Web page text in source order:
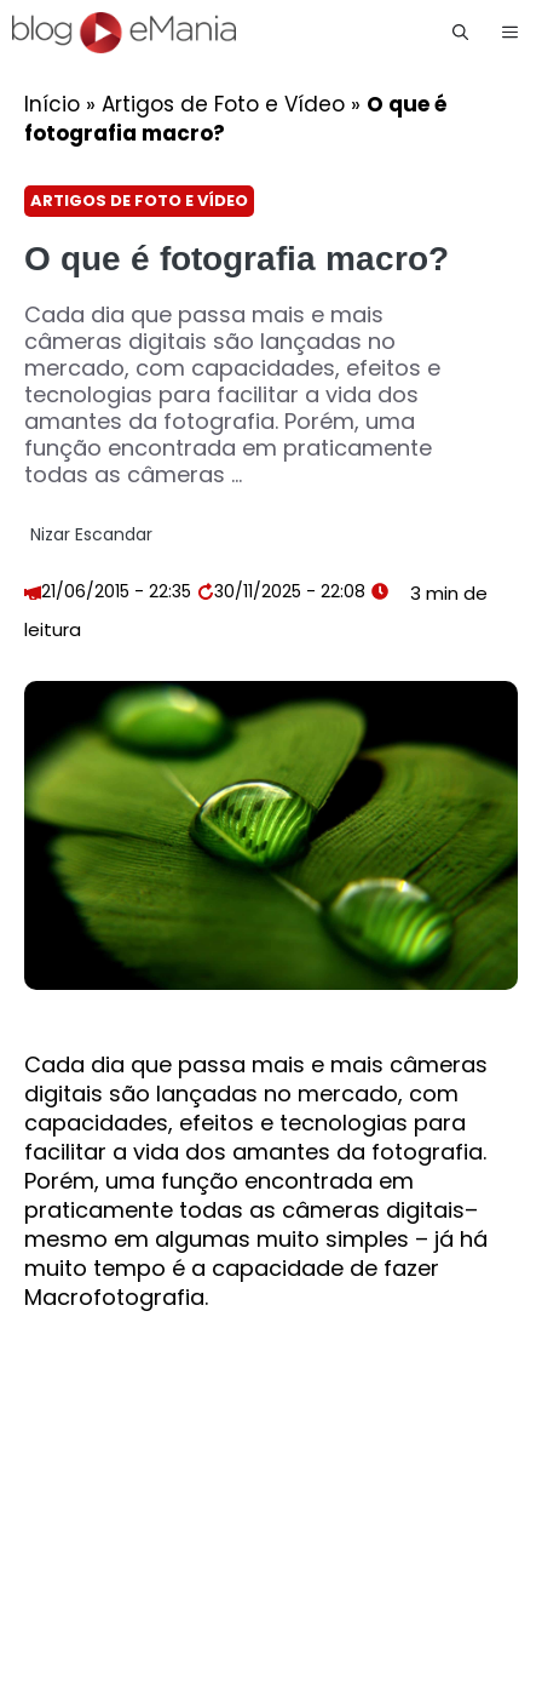
Início » Artigos de Foto e Vídeo » O que é
fotografia macro?
ARTIGOS DE FOTO E VÍDEO
O que é fotografia macro?
Cada dia que passa mais e mais
câmeras digitais são lançadas no
mercado, com capacidades, efeitos e
tecnologias para facilitar a vida dos
amantes da fotografia. Porém, uma
função encontrada em praticamente
todas as câmeras ...
Nizar Escandar
21/06/2015 - 22:35 30/11/2025 - 22:08
Cada dia que passa mais e mais câmeras
digitais são lançadas no mercado, com
capacidades, efeitos e tecnologias para
facilitar a vida dos amantes da fotografia.
Porém, uma função encontrada em
praticamente todas as câmeras digitais–
mesmo em algumas muito simples – já há
muito tempo é a capacidade de fazer
Macrofotografia.